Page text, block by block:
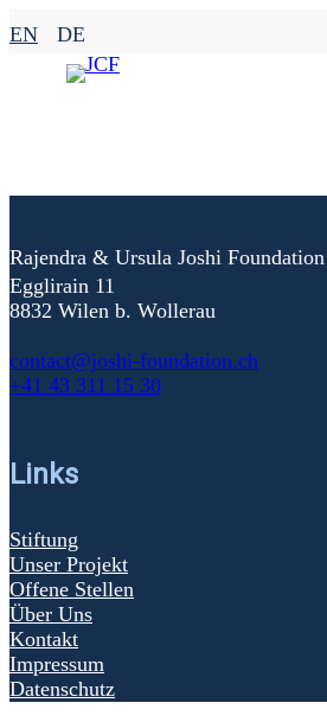
Inhalt
springen
EN DE
Rajendra & Ursula Joshi Foundation
Egglirain 11
8832 Wilen b. Wollerau
contact@joshi-foundation.ch
+41 43 311 15 30
Links
Stiftung
Unser Projekt
Offene Stellen
Über Uns
Kontakt
Impressum
Datenschutz